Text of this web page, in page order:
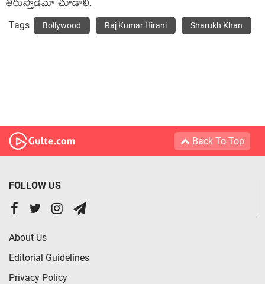
తీరుస్తాడేమో చూడాలి.
Tags Bollywood Raj Kumar Hirani Sharukh Khan
Back To Top
FOLLOW US
About Us
Editorial Guidelines
Privacy Policy